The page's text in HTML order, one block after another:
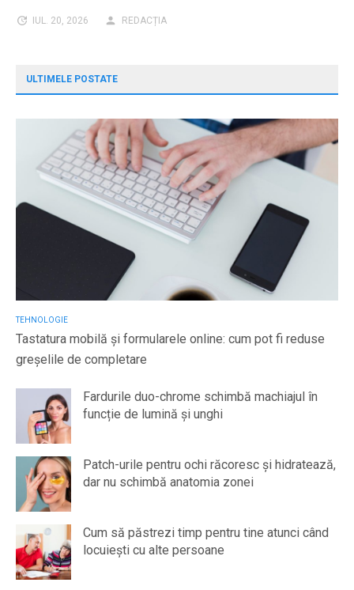
IUL. 20, 2026 REDACȚIA
ULTIMELE POSTATE
TEHNOLOGIE
Tastatura mobilă și formularele online: cum pot fi reduse
greșelile de completare
Fardurile duo-chrome schimbă machiajul în
funcție de lumină și unghi
Patch-urile pentru ochi răcoresc și hidratează,
dar nu schimbă anatomia zonei
Cum să păstrezi timp pentru tine atunci când
locuiești cu alte persoane